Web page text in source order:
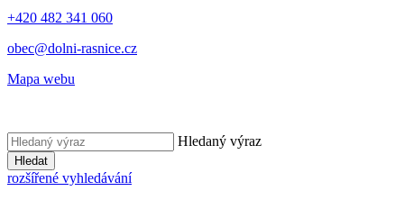
+420 482 341 060
obec@dolni-rasnice.cz
Mapa webu
Hledaný výraz
Hledat
rozšířené vyhledávání